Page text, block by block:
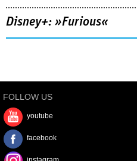
Disney+: »Furious«
FOLLOW US
youtube
facebook